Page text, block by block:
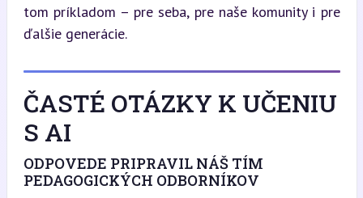
tom príkladom – pre seba, pre naše komunity i pre
ďalšie generácie.
ČASTÉ OTÁZKY K UČENIU
S AI
ODPOVEDE PRIPRAVIL NÁŠ TÍM
PEDAGOGICKÝCH ODBORNÍKOV